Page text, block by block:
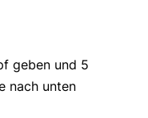
geben und 5
nach unten